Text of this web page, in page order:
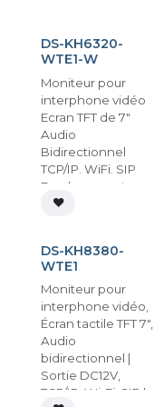
DS-KH6320-
WTE1-W
Moniteur pour
interphone vidéo
Ecran TFT de 7"
Audio
Bidirectionnel
TCP/IP. WiFi. SIP
Emplacement pour
carte microSD
DS-KH8380-
WTE1
Moniteur pour
interphone vidéo,
Écran tactile TFT 7",
Audio
bidirectionnel |
Sortie DC12V,
TCP/IP, Wi-Fi, SIP |